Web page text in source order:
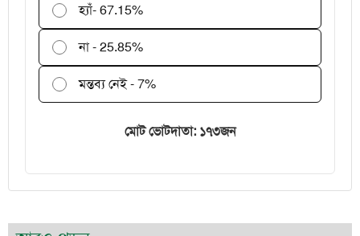
হ্যাঁ- 67.15%
না - 25.85%
মন্তব্য নেই - 7%
মোট ভোটদাতা: ১৭৩জন